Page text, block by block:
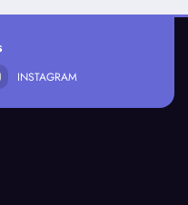
INSTAGRAM